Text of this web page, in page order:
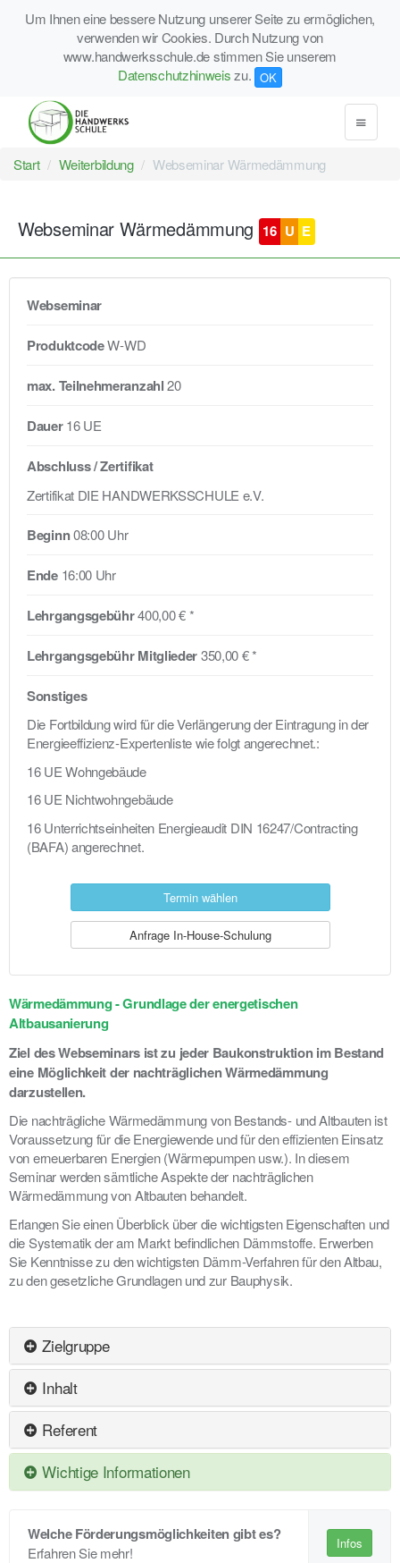
Um Ihnen eine bessere Nutzung unserer Seite zu ermöglichen,
verwenden wir Cookies. Durch Nutzung von
www.handwerksschule.de stimmen Sie unserem
Datenschutzhinweiszu. OK
Start Weiterbildung Webseminar Wärmedämmung
Webseminar Wärmedämmung 16 U E
Webseminar
ProduktcodeW-WD
max. Teilnehmeranzahl20
Dauer16 UE
Abschluss / Zertifikat
Zertifikat DIE HANDWERKSSCHULE e.V.
Beginn08:00 Uhr
Ende 16:00 Uhr
Lehrgangsgebühr400,00 € *
Lehrgangsgebühr Mitglieder350,00 € *
Sonstiges
Die Fortbildung wird für die Verlängerung der Eintragung in der
Energieeffizienz-Expertenliste wie folgt angerechnet.:
16 UE Wohngebäude
16 UE Nichtwohngebäude
16 Unterrichtseinheiten Energieaudit DIN 16247/Contracting
(BAFA) angerechnet.
Termin wählen
Anfrage In-House-Schulung
Wärmedämmung - Grundlage der energetischen
Altbausanierung
Ziel des Webseminars ist zu jeder Baukonstruktion im Bestand
eine Möglichkeit der nachträglichen Wärmedämmung
darzustellen.
Die nachträgliche Wärmedämmung von Bestands- und Altbauten ist
Voraussetzung für die Energiewende und für den effizienten Einsatz
von erneuerbaren Energien (Wärmepumpen usw.). In diesem
Seminar werden sämtliche Aspekte der nachträglichen
Wärmedämmung von Altbauten behandelt.
Erlangen Sie einen Überblick über die wichtigsten Eigenschaften und
die Systematik der am Markt befindlichen Dämmstoffe. Erwerben
Sie Kenntnisse zu den wichtigsten Dämm-Verfahren für den Altbau,
zu den gesetzliche Grundlagen und zur Bauphysik.
Zielgruppe
Inhalt
Referent
Wichtige Informationen
Welche Förderungsmöglichkeiten gibt es?
Erfahren Sie mehr!
Infos